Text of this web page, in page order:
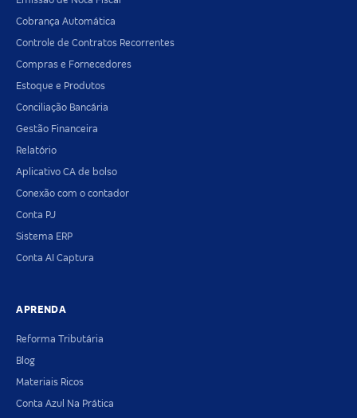
Cobrança Automática
Controle de Contratos Recorrentes
Compras e Fornecedores
Estoque e Produtos
Conciliação Bancária
Gestão Financeira
Relatório
Aplicativo CA de bolso
Conexão com o contador
Conta PJ
Sistema ERP
Conta AI Captura
APRENDA
Reforma Tributária
Blog
Materiais Ricos
Conta Azul Na Prática